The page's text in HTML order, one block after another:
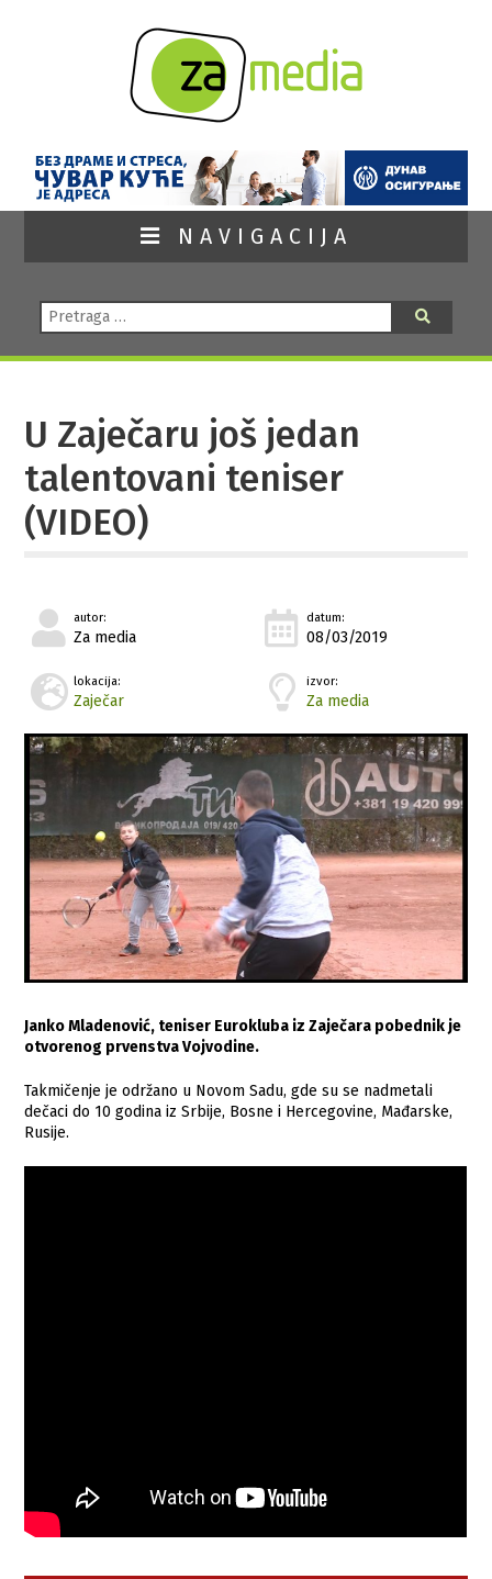
NAVIGACIJA
Pretraga:
U Zaječaru još jedan
talentovani teniser
(VIDEO)
autor:
Za media
datum:
08/03/2019
lokacija:
Zaječar
izvor:
Za media
Janko Mladenović, teniser Eurokluba iz Zaječara pobednik je
otvorenog prvenstva Vojvodine.
Takmičenje je održano u Novom Sadu, gde su se nadmetali
dečaci do 10 godina iz Srbije, Bosne i Hercegovine, Mađarske,
Rusije.